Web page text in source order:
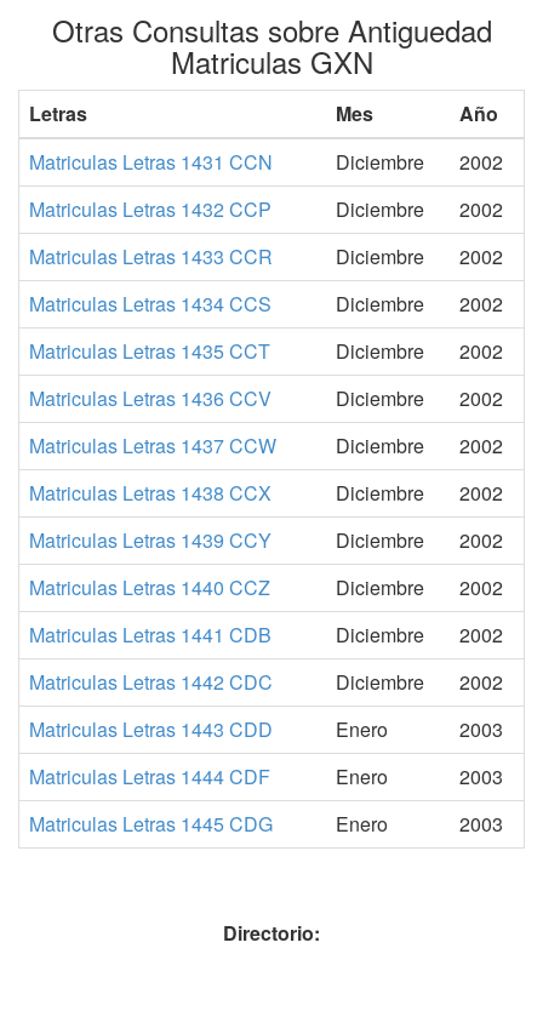
Otras Consultas sobre Antiguedad
Matriculas GXN
Letras Mes
Año
Matriculas Letras 1431 CCN
Diciembre
2002
Matriculas Letras 1432 CCP
Diciembre
2002
Matriculas Letras 1433 CCR
Diciembre
2002
Matriculas Letras 1434 CCS
Diciembre
2002
Matriculas Letras 1435 CCT
Diciembre
2002
Matriculas Letras 1436 CCV
Diciembre
2002
Matriculas Letras 1437 CCW
Diciembre
2002
Matriculas Letras 1438 CCX
Diciembre
2002
Matriculas Letras 1439 CCY
Diciembre
2002
Matriculas Letras 1440 CCZ
Diciembre
2002
Matriculas Letras 1441 CDB
Diciembre
2002
Matriculas Letras 1442 CDC
Diciembre
2002
Matriculas Letras 1443 CDD
Enero
2003
Matriculas Letras 1444 CDF
Enero
2003
Matriculas Letras 1445 CDG
Enero 2003
Directorio: